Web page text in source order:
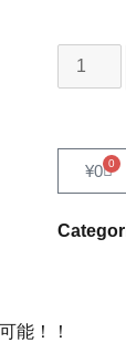
¥0 0
能！！